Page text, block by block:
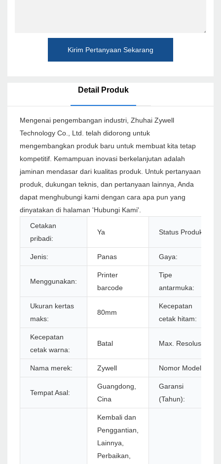
Kirim Pertanyaan Sekarang
Detail Produk
Mengenai pengembangan industri, Zhuhai Zywell
Technology Co., Ltd. telah didorong untuk
mengembangkan produk baru untuk membuat kita tetap
kompetitif. Kemampuan inovasi berkelanjutan adalah
jaminan mendasar dari kualitas produk. Untuk pertanyaan
produk, dukungan teknis, dan pertanyaan lainnya, Anda
dapat menghubungi kami dengan cara apa pun yang
dinyatakan di halaman 'Hubungi Kami'.
Cetakan
pribadi:
Ya Status Produk:
Jenis: Panas Gaya:
Menggunakan:
Printer
barcode
Tipe
antarmuka:
Ukuran kertas
maks:
80mm
Kecepatan
cetak hitam:
Kecepatan
cetak warna:
Batal Max. Resolusi:
Nama merek: Zywell Nomor Model:
Tempat Asal:
Guangdong,
Cina
Garansi
(Tahun):
Kembali dan
Penggantian,
Lainnya,
Perbaikan,